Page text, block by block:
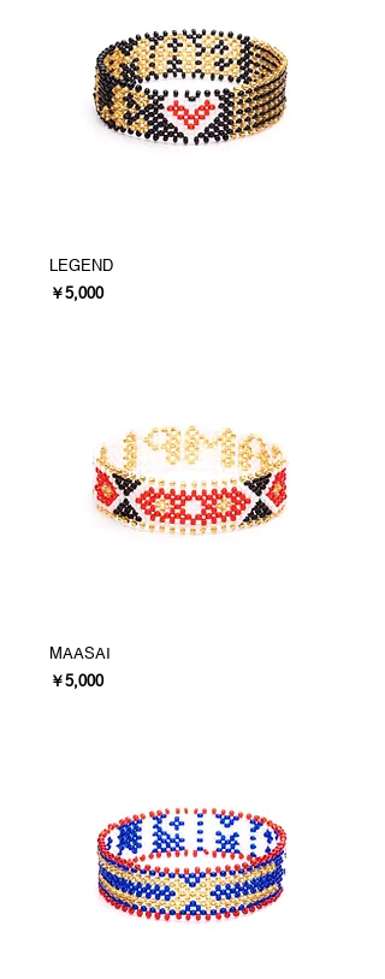
LEGEND
価格
￥5,000
MAASAI
価格
￥5,000